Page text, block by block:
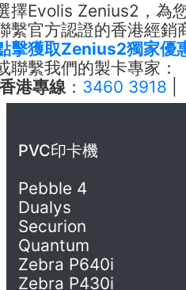
擇Evolis Zenius2，為
繫官方認證的香港經銷
擊獲取Zenius2獨家優
聯繫我們的製卡專家：
香港專線： 3460 3918
PVC印卡機
Pebble 4
Dualys
Securion
Quantum
Zebra P640i
Zebra P430i